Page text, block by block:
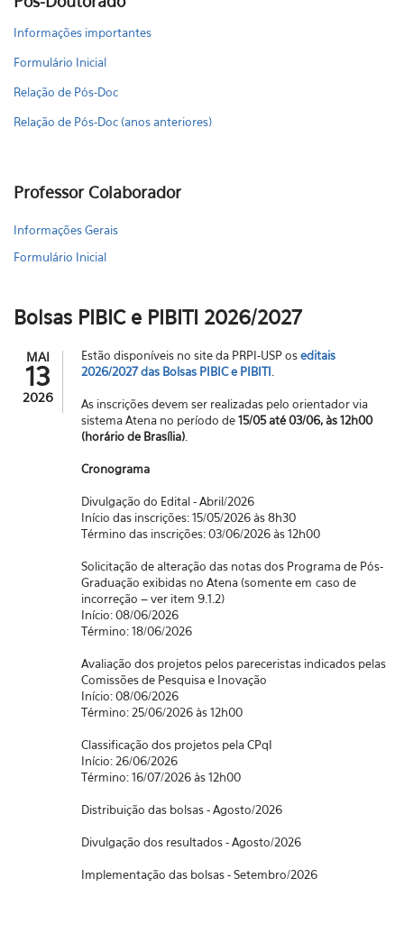
Informações importantes
Formulário Inicial
Relação de Pós-Doc
Relação de Pós-Doc (anos anteriores)
Professor Colaborador
Informações Gerais
Formulário Inicial
Bolsas PIBIC e PIBITI 2026/2027
MAI
13
2026
Estão disponíveis no site da PRPI-USP oseditais
2026/2027 das Bolsas PIBIC e PIBITI
As inscrições devem ser realizadas pelo orientador via
sistema Atena no período de15/05 até 03/06, às 12h00
(horário de Brasília)
Cronograma
Divulgação do Edital - Abril/2026
Início das inscrições: 15/05/2026 às 8h30
Término das inscrições: 03/06/2026 às 12h00
Solicitação de alteração das notas dos Programa de Pós-
Graduação exibidas no Atena (somente em caso de
incorreção – ver item 9.1.2)
Início: 08/06/2026
Término: 18/06/2026
Avaliação dos projetos pelos pareceristas indicados pelas
Comissões de Pesquisa e Inovação
Início: 08/06/2026
Término: 25/06/2026 às 12h00
Classificação dos projetos pela CPqI
Início: 26/06/2026
Término: 16/07/2026 às 12h00
Distribuição das bolsas - Agosto/2026
Divulgação dos resultados - Agosto/2026
Implementação das bolsas - Setembro/2026